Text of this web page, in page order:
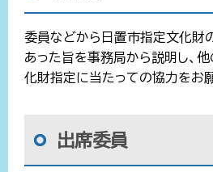
委員などから日置市指定文化財
あった旨を事務局から説明し、他
化財指定に当たっての協力をお願
出席委員